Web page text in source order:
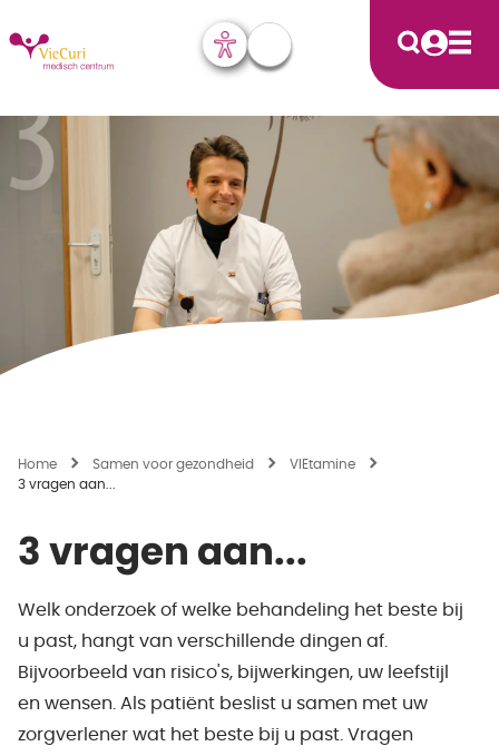
Home Samen voor gezondheid
VIEtamine
3 vragen aan...
3 vragen aan...
Welk onderzoek of welke behandeling het beste bij
u past, hangt van verschillende dingen af.
Bijvoorbeeld van risico's, bijwerkingen, uw leefstijl
en wensen. Als patiënt beslist u samen met uw
zorgverlener wat het beste bij u past. Vragen